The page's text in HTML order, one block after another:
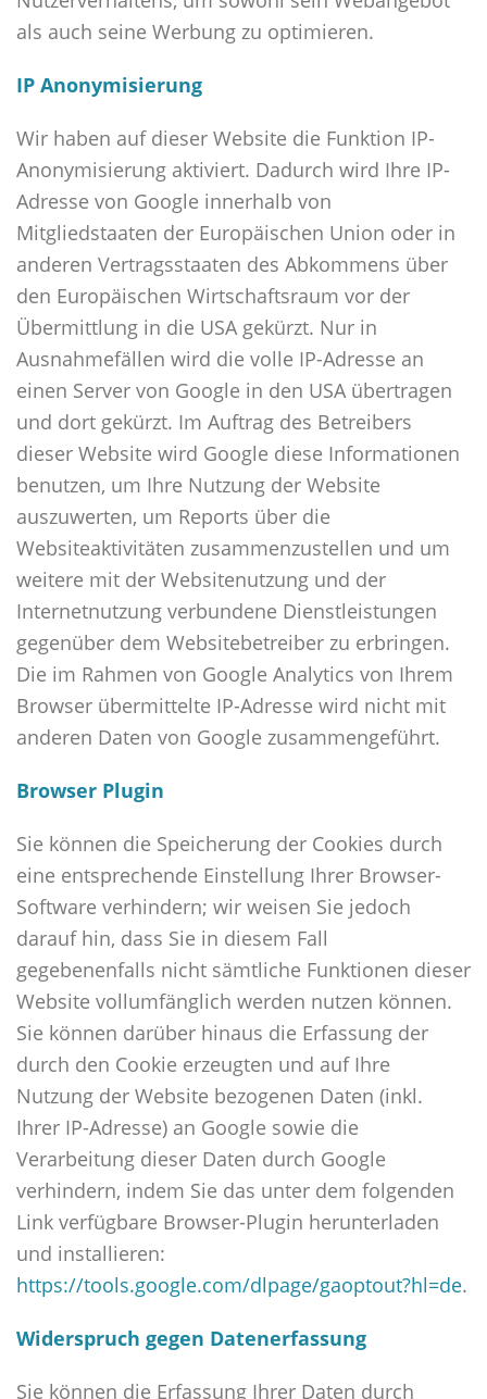
als auch seine Werbung zu optimieren.
IP Anonymisierung
Wir haben auf dieser Website die Funktion IP-
Anonymisierung aktiviert. Dadurch wird Ihre IP-
Adresse von Google innerhalb von
Mitgliedstaaten der Europäischen Union oder in
anderen Vertragsstaaten des Abkommens über
den Europäischen Wirtschaftsraum vor der
Übermittlung in die USA gekürzt. Nur in
Ausnahmefällen wird die volle IP-Adresse an
einen Server von Google in den USA übertragen
und dort gekürzt. Im Auftrag des Betreibers
dieser Website wird Google diese Informationen
benutzen, um Ihre Nutzung der Website
auszuwerten, um Reports über die
Websiteaktivitäten zusammenzustellen und um
weitere mit der Websitenutzung und der
Internetnutzung verbundene Dienstleistungen
gegenüber dem Websitebetreiber zu erbringen.
Die im Rahmen von Google Analytics von Ihrem
Browser übermittelte IP-Adresse wird nicht mit
anderen Daten von Google zusammengeführt.
Browser Plugin
Sie können die Speicherung der Cookies durch
eine entsprechende Einstellung Ihrer Browser-
Software verhindern; wir weisen Sie jedoch
darauf hin, dass Sie in diesem Fall
gegebenenfalls nicht sämtliche Funktionen dieser
Website vollumfänglich werden nutzen können.
Sie können darüber hinaus die Erfassung der
durch den Cookie erzeugten und auf Ihre
Nutzung der Website bezogenen Daten (inkl.
Ihrer IP-Adresse) an Google sowie die
Verarbeitung dieser Daten durch Google
verhindern, indem Sie das unter dem folgenden
Link verfügbare Browser-Plugin herunterladen
und installieren:
https://tools.google.com/dlpage/gaoptout?hl=de.
Widerspruch gegen Datenerfassung
Sie können die Erfassung Ihrer Daten durch